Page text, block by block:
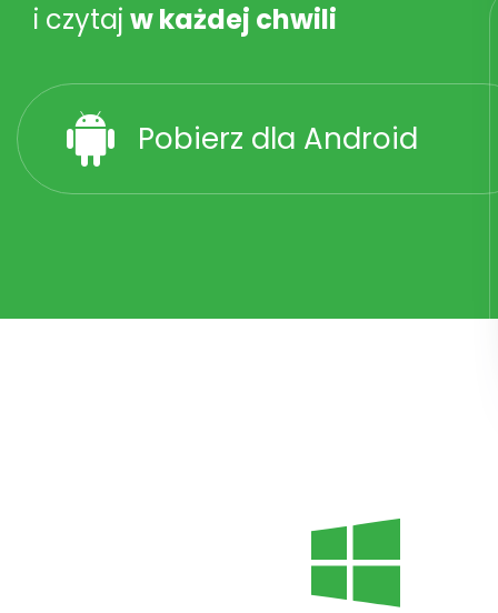
i czytaj w każdej chwili
Pobierz dla Android